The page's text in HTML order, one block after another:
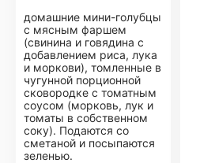
домашние мини-голубцы
с мясным фаршем
(свинина и говядина с
добавлением риса, лука
и моркови), томленные в
чугунной порционной
сковородке с томатным
соусом (морковь, лук и
томаты в собственном
соку). Подаются со
сметаной и посыпаются
зеленью.